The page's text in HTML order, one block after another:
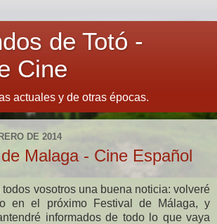
de Totó -
Cine
actuales y de otras épocas.
DE 2014
Malaga - Cine Español
todos vosotros una buena noticia: volveré
en el próximo Festival de Málaga, y
informados de todo lo que vaya